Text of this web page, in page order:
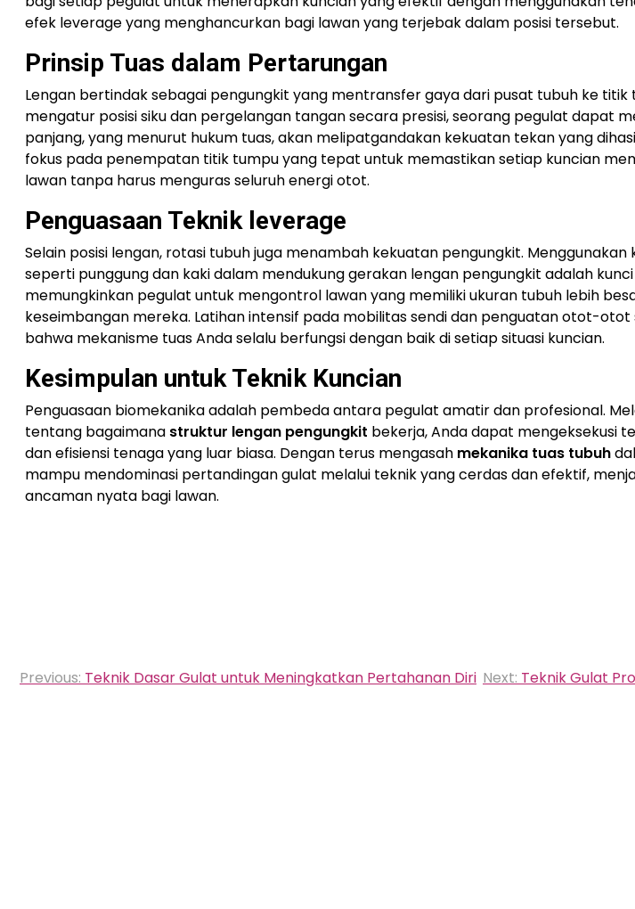
efek leverage yang menghancurkan bagi lawan yang terjebak dalam posisi tersebut.
Prinsip Tuas dalam Pertarungan
Lengan bertindak sebagai pengungkit yang mentransfer gaya dari pusat tubuh ke titik
mengatur posisi siku dan pergelangan tangan secara presisi, seorang pegulat dapat
panjang, yang menurut hukum tuas, akan melipatgandakan kekuatan tekan yang
fokus pada penempatan titik tumpu yang tepat untuk memastikan setiap kuncian
lawan tanpa harus menguras seluruh energi otot.
Penguasaan Teknik leverage
Selain posisi lengan, rotasi tubuh juga menambah kekuatan pengungkit.
seperti punggung dan kaki dalam mendukung gerakan lengan pengungkit adalah
memungkinkan pegulat untuk mengontrol lawan yang memiliki ukuran tubuh lebih
keseimbangan mereka. Latihan intensif pada mobilitas sendi dan penguatan otot-
bahwa mekanisme tuas Anda selalu berfungsi dengan baik di setiap situasi kuncian.
Kesimpulan untuk Teknik Kuncian
Penguasaan biomekanika adalah pembeda antara pegulat amatir dan profesional.
tentang bagaimana struktur lengan pengungkit bekerja, Anda dapat mengeksekusi
dan efisiensi tenaga yang luar biasa. Dengan terus mengasah mekanika tuas tubuh
mampu mendominasi pertandingan gulat melalui teknik yang cerdas dan efektif,
ancaman nyata bagi lawan.
Navigasi
Previous: Teknik Dasar Gulat untuk Meningkatkan Pertahanan Diri Next: Teknik Gulat